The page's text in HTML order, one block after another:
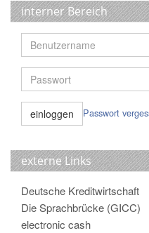
interner Bereich
Passwort
externe Links
Deutsche Kreditwirtschaft
Die Sprachbrücke (GICC)
electronic cash